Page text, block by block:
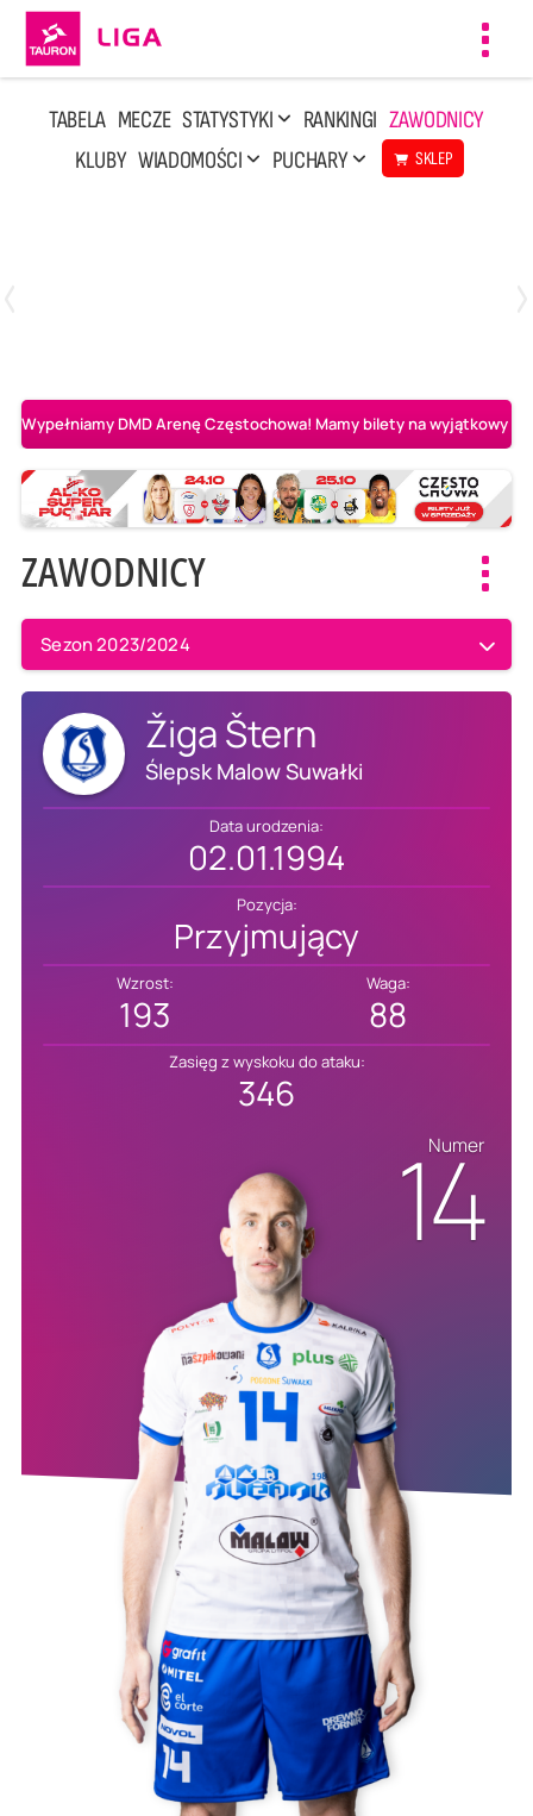
TABELA MECZE STATYSTYKI RANKINGI ZAWODNICY
KLUBY WIADOMOŚCI PUCHARY SKLEP
Wypełniamy DMD Arenę Częstochowa! Mamy bilety na wyjątkowy
ZAWODNICY
Sezon 2023/2024
Žiga Štern
Ślepsk Malow Suwałki
Data urodzenia:
02.01.1994
Pozycja:
Przyjmujący
Wzrost:
193
Waga:
88
Zasięg z wyskoku do ataku:
346
Numer
14